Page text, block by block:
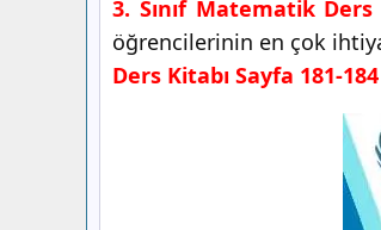
3. Sınıf Matematik Ders
öğrencilerinin en çok
Ders Kitabı Sayfa 181-